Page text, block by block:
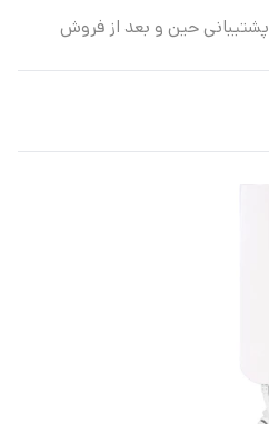
پشتیبانی حین و بعد از فروش